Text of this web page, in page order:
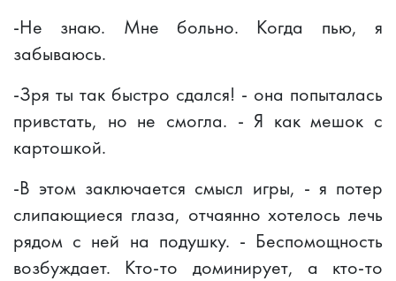
-Не знаю. Мне больно. Когда пью, я
забываюсь.
-Зря ты так быстро сдался! - она попыталась
привстать, но не смогла. - Я как мешок с
картошкой.
-В этом заключается смысл игры, - я потер
слипающиеся глаза, отчаянно хотелось лечь
рядом с ней на подушку. - Беспомощность
возбуждает. Кто-то доминирует, а кто-то